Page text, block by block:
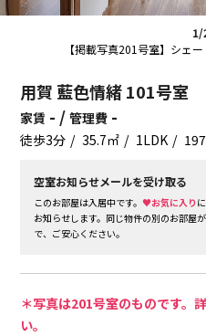
1/
【掲載写真201号室】シェ
用賀 藍色情緒 101号室
家賃 - /管理費 -
徒歩3分 35.7㎡ 1LDK
空室お知らせメールを受け取る
このお部屋は入居中です。♥お気に入り
お知らせします。同じ物件の別のお部屋
で、ご安心ください。
＊写真は201号室のものです。
い。